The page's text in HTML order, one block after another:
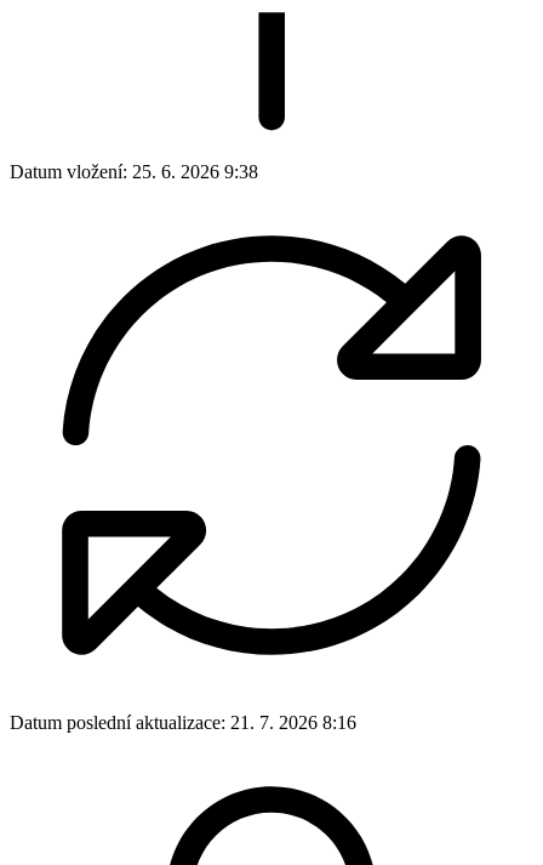
Datum vložení: 25. 6. 2026 9:38
Datum poslední aktualizace: 21. 7. 2026 8:16